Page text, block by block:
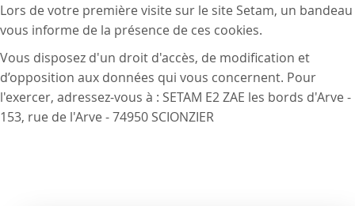
Lors de votre première visite sur le site Setam, un bandeau
vous informe de la présence de ces cookies.
Vous disposez d'un droit d'accès, de modification et
d’opposition aux données qui vous concernent. Pour
l'exercer, adressez-vous à : SETAM E2 ZAE les bords d'Arve -
153, rue de l'Arve - 74950 SCIONZIER